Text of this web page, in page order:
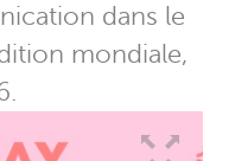
dans le
mondiale,